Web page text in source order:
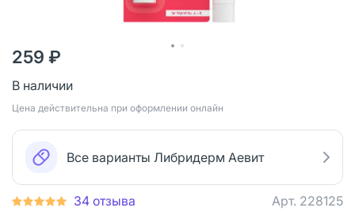
259 ₽
В наличии
Цена действительна при оформлении онлайн
Все варианты Либридерм Аевит
34 отзыва Арт. 228125